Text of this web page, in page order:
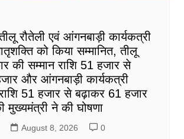
रौतेली एवं आंगनबाड़ी कार्यकत्री
को किया सम्मानित, तीलू
की सम्मान राशि 51 हजार से
और आंगनबाड़ी कार्यकत्री
51 हजार से बढ़ाकर 61 हजार
ने की घोषणा
August 8, 2026 0